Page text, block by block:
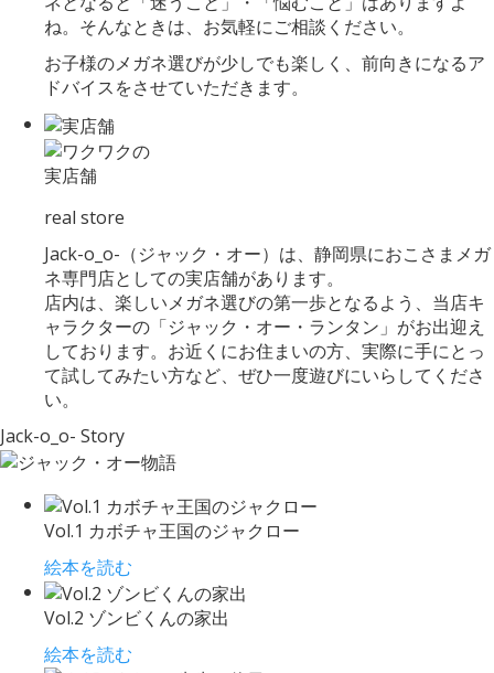
ね。そんなときは、お気軽にご相談ください。
お子様のメガネ選びが少しでも楽しく、前向きになるア
ドバイスをさせていただきます。
実店舗
real store
Jack-o_o-（ジャック・オー）は、静岡県におこさまメガ
ネ専門店としての実店舗があります。
店内は、楽しいメガネ選びの第一歩となるよう、当店キ
ャラクターの「ジャック・オー・ランタン」がお出迎え
しております。お近くにお住まいの方、実際に手にとっ
て試してみたい方など、ぜひ一度遊びにいらしてくださ
い。
Jack-o_o- Story
Vol.1 カボチャ王国のジャクロー
絵本を読む
Vol.2 ゾンビくんの家出
絵本を読む